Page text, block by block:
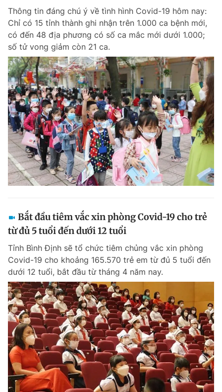
Thông tin đáng chú ý về tình hình Covid-19 hôm nay:
Chỉ có 15 tỉnh thành ghi nhận trên 1.000 ca bệnh mới,
có đến 48 địa phương có số ca mắc mới dưới 1.000;
số tử vong giảm còn 21 ca.
Bắt đầu tiêm vắc xin phòng Covid-19 cho trẻ
từ đủ 5 tuổi đến dưới 12 tuổi
Tỉnh Bình Định sẽ tổ chức tiêm chủng vắc xin phòng
Covid-19 cho khoảng 165.570 trẻ em từ đủ 5 tuổi đến
dưới 12 tuổi, bắt đầu từ tháng 4 năm nay.